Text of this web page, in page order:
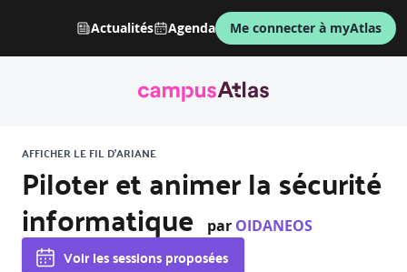
Actualités Agenda Me connecter à myAtlas
AFFICHER LE FIL D'ARIANE
Piloter et animer la sécurité
informatique par OIDANEOS
Voir les sessions proposées